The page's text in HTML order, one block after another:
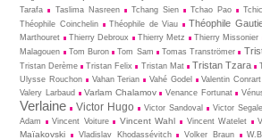
Tarafa
Taslima Nasreen Tchang Sien Tchao Pao
Théophile Coinchelin
Théophile de Viau Théophile
Marthouret
Thierry Debroux Thierry Metz Thierry Missonier
Malagouen
Tom Buron Tom Sam Tomas Tranströmer
Tristan Derème
Tristan Felix Tristan Mat Tristan Tzara
Ulysse Rouchon
Vahan Terian Vahé Godel Valentin Conrart
Valery Larbaud Varlam Chalamov Venance Fortunat
Verlaine Victor Hugo Victor Sandoval Victor
Adam
Vincent Voiture Vincent Wahl Vincent Watelet
Maïakovski
Vladislav Khodassévitch Volker Braun